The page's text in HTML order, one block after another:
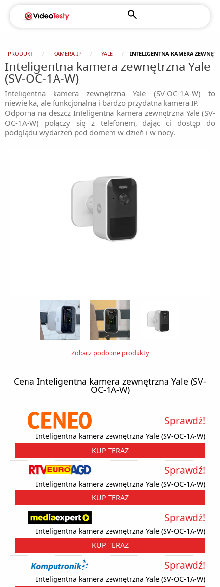
PRODUKT KAMERA IP YALE INTELIGENTNA KAMERA
Inteligentna kamera zewnętrzna Yale
(SV-OC-1A-W)
Inteligentna kamera zewnętrzna Yale (SV-OC-1A-W) to
niewielka, ale funkcjonalna i bardzo przydatna kamera IP.
Odporna na deszcz Inteligentna kamera zewnętrzna Yale (SV-
OC-1A-W) połączy się z telefonem, dając ci dostęp do
podglądu wydarzeń pod domem w dzień i w nocy.
Zobacz podobne produkty
Cena Inteligentna kamera zewnętrzna Yale (SV-
OC-1A-W)
Inteligentna kamera zewnętrzna Yale (SV-OC-1A-W)
Sprawdź!
KUP TERAZ
Inteligentna kamera zewnętrzna Yale (SV-OC-1A-W)
Sprawdź!
KUP TERAZ
Inteligentna kamera zewnętrzna Yale (SV-OC-1A-W)
Sprawdź!
KUP TERAZ
Inteligentna kamera zewnętrzna Yale (SV-OC-1A-W)
Sprawdź!